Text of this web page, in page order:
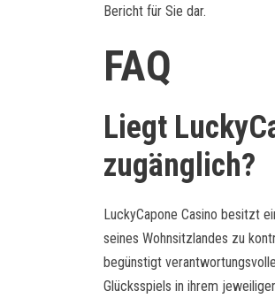
Bericht für Sie dar.
FAQ
Liegt
zugänglich?
LuckyCapone Casino besitzt
seines Wohnsitzlandes zu
begünstigt
Glücksspiels in ihrem